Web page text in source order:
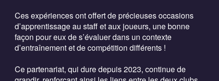
Ces expériences ont offert de précieuses occasions
d’apprentissage au staff et aux joueurs, une bonne
façon pour eux de s’évaluer dans un contexte
d’entraînement et de compétition différents !
Ce partenariat, qui dure depuis 2023, continue de